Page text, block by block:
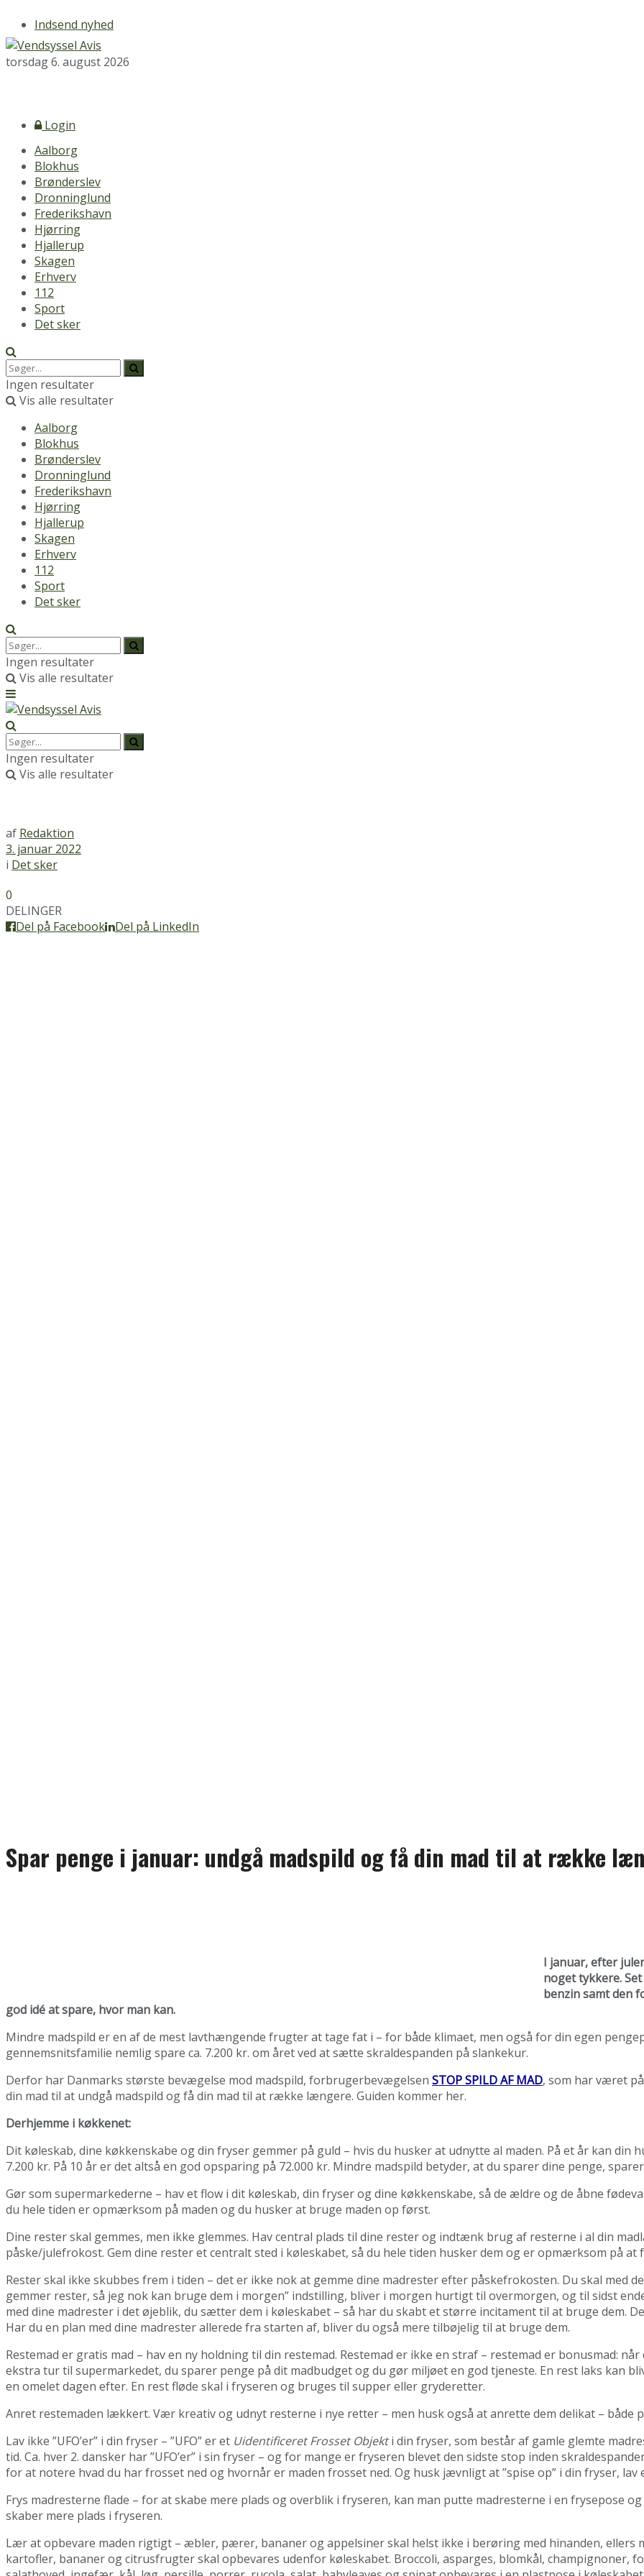
Indsend nyhed
torsdag 6. august 2026
Login
Aalborg
Blokhus
Brønderslev
Dronninglund
Frederikshavn
Hjørring
Hjallerup
Skagen
Erhverv
112
Sport
Det sker
Ingen resultater
Vis alle resultater
Aalborg
Blokhus
Brønderslev
Dronninglund
Frederikshavn
Hjørring
Hjallerup
Skagen
Erhverv
112
Sport
Det sker
Ingen resultater
Vis alle resultater
Ingen resultater
Vis alle resultater
af Redaktion
3. januar 2022
i Det sker
0
DELINGER
Del på Facebook
Del på LinkedIn
Spar penge i januar: undgå madspild og få din mad til at række
I januar, efter
noget tykkere.
benzin samt den
god idé at spare, hvor man kan.
Mindre madspild er en af de mest lavthængende frugter at tage fat i – for både klimaet, men også for din egen
gennemsnitsfamilie nemlig spare ca. 7.200 kr. om året ved at sætte skraldespanden på slankekur.
Derfor har Danmarks største bevægelse mod madspild, forbrugerbevægelsen STOP SPILD AF MAD, som har været
din mad til at undgå madspild og få din mad til at række længere. Guiden kommer her.
Derhjemme i køkkenet:
Dit køleskab, dine køkkenskabe og din fryser gemmer på guld – hvis du husker at udnytte al maden. På et år kan din
7.200 kr. På 10 år er det altså en god opsparing på 72.000 kr. Mindre madspild betyder, at du sparer dine penge,
Gør som supermarkederne – hav et flow i dit køleskab, din fryser og dine køkkenskabe, så de ældre og de åbne
du hele tiden er opmærksom på maden og du husker at bruge maden op først.
Dine rester skal gemmes, men ikke glemmes. Hav central plads til dine rester og indtænk brug af resterne i al din
påske/julefrokost. Gem dine rester et centralt sted i køleskabet, så du hele tiden husker dem og er opmærksom på
Rester skal ikke skubbes frem i tiden – det er ikke nok at gemme dine madrester efter påskefrokosten. Du skal med
gemmer rester, så jeg nok kan bruge dem i morgen” indstilling, bliver i morgen hurtigt til overmorgen, og til sidst
med dine madrester i det øjeblik, du sætter dem i køleskabet – så har du skabt et større incitament til at bruge dem.
Har du en plan med dine madrester allerede fra starten af, bliver du også mere tilbøjelig til at bruge dem.
Restemad er gratis mad – hav en ny holdning til din restemad. Restemad er ikke en straf – restemad er bonusmad:
ekstra tur til supermarkedet, du sparer penge på dit madbudget og du gør miljøet en god tjeneste. En rest laks kan
en omelet dagen efter. En rest fløde skal i fryseren og bruges til supper eller gryderetter.
Anret restemaden lækkert. Vær kreativ og udnyt resterne i nye retter – men husk også at anrette dem delikat – både
Lav ikke ”UFO’er” i din fryser – ”UFO” er et Uidentificeret Frosset Objekti din fryser, som består af gamle glemte
tid. Ca. hver 2. dansker har ”UFO’er” i sin fryser – og for mange er fryseren blevet den sidste stop inden
for at notere hvad du har frosset ned og hvornår er maden frosset ned. Og husk jævnligt at ”spise op” i din fryser, lav
Frys madresterne flade – for at skabe mere plads og overblik i fryseren, kan man putte madresterne i en frysepose
skaber mere plads i fryseren.
Lær at opbevare maden rigtigt – æbler, pærer, bananer og appelsiner skal helst ikke i berøring med hinanden, ellers
kartofler, bananer og citrusfrugter skal opbevares udenfor køleskabet. Broccoli, asparges, blomkål, champignoner,